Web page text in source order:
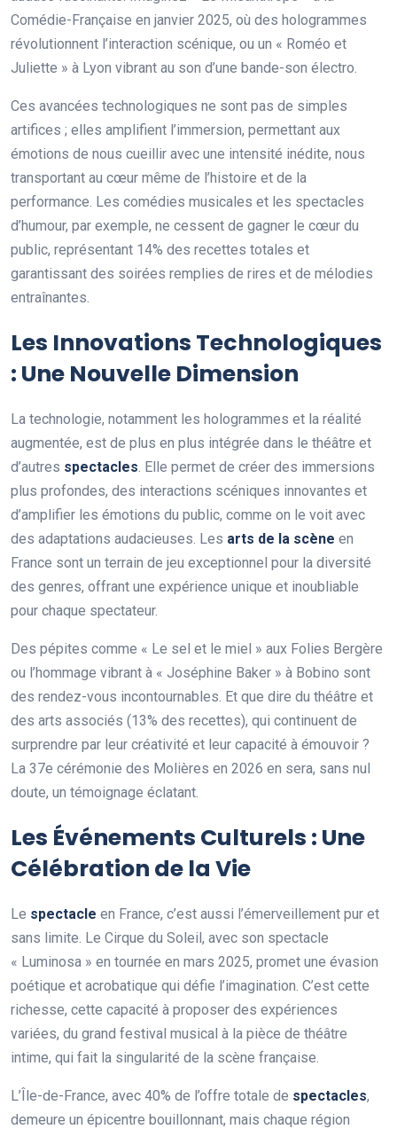
Comédie-Française en janvier 2025, où des hologrammes
révolutionnent l’interaction scénique, ou un « Roméo et
Juliette » à Lyon vibrant au son d’une bande-son électro.
Ces avancées technologiques ne sont pas de simples
artifices ; elles amplifient l’immersion, permettant aux
émotions de nous cueillir avec une intensité inédite, nous
transportant au cœur même de l’histoire et de la
performance. Les comédies musicales et les spectacles
d’humour, par exemple, ne cessent de gagner le cœur du
public, représentant 14% des recettes totales et
garantissant des soirées remplies de rires et de mélodies
entraînantes.
Les Innovations Technologiques
: Une Nouvelle Dimension
La technologie, notamment les hologrammes et la réalité
augmentée, est de plus en plus intégrée dans le théâtre et
d’autres spectacles. Elle permet de créer des immersions
plus profondes, des interactions scéniques innovantes et
d’amplifier les émotions du public, comme on le voit avec
des adaptations audacieuses. Les arts de la scène en
France sont un terrain de jeu exceptionnel pour la diversité
des genres, offrant une expérience unique et inoubliable
pour chaque spectateur.
Des pépites comme « Le sel et le miel » aux Folies Bergère
ou l’hommage vibrant à « Joséphine Baker » à Bobino sont
des rendez-vous incontournables. Et que dire du théâtre et
des arts associés (13% des recettes), qui continuent de
surprendre par leur créativité et leur capacité à émouvoir ?
La 37e cérémonie des Molières en 2026 en sera, sans nul
doute, un témoignage éclatant.
Les Événements Culturels : Une
Célébration de la Vie
Le spectacle en France, c’est aussi l’émerveillement pur et
sans limite. Le Cirque du Soleil, avec son spectacle
« Luminosa » en tournée en mars 2025, promet une évasion
poétique et acrobatique qui défie l’imagination. C’est cette
richesse, cette capacité à proposer des expériences
variées, du grand festival musical à la pièce de théâtre
intime, qui fait la singularité de la scène française.
L’Île-de-France, avec 40% de l’offre totale de spectacles,
demeure un épicentre bouillonnant, mais chaque région